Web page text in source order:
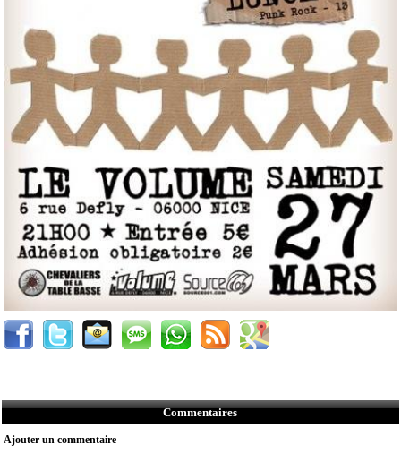
Commentaires
Ajouter un commentaire